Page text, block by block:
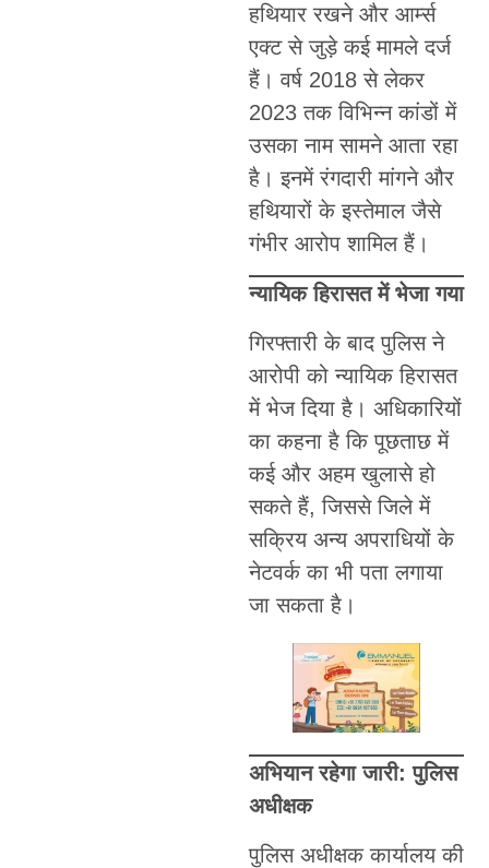
हथियार रखने और आर्म्स
एक्ट से जुड़े कई मामले दर्ज
हैं। वर्ष 2018 से लेकर
2023 तक विभिन्न कांडों में
उसका नाम सामने आता रहा
है। इनमें रंगदारी मांगने और
हथियारों के इस्तेमाल जैसे
गंभीर आरोप शामिल हैं।
न्यायिक हिरासत में भेजा गया
गिरफ्तारी के बाद पुलिस ने
आरोपी को न्यायिक हिरासत
में भेज दिया है। अधिकारियों
का कहना है कि पूछताछ में
कई और अहम खुलासे हो
सकते हैं, जिससे जिले में
सक्रिय अन्य अपराधियों के
नेटवर्क का भी पता लगाया
जा सकता है।
अभियान रहेगा जारी: पुलिस
अधीक्षक
पुलिस अधीक्षक कार्यालय की